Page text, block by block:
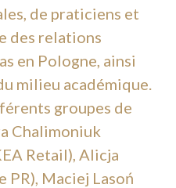
de praticiens et
des relations
en Pologne, ainsi
milieu académique.
groupes de
Chalimoniuk
Retail), Alicja
PR), Maciej Lasoń